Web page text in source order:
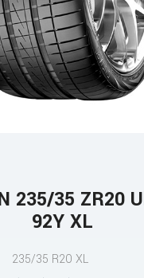
235/35 ZR20
92Y XL
235/35 R20 XL